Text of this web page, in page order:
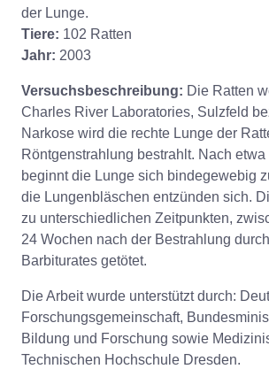
der Lunge.
Tiere: 102 Ratten
Jahr: 2003
Versuchsbeschreibung: Die Ratten
Charles River Laboratories, Sulzfeld
Narkose wird die rechte Lunge der
Röntgenstrahlung bestrahlt. Nach etwa
beginnt die Lunge sich bindegewebig
die Lungenbläschen entzünden sich.
zu unterschiedlichen Zeitpunkten,
24 Wochen nach der Bestrahlung
Barbiturates getötet.
Die Arbeit wurde unterstützt durch:
Forschungsgemeinschaft,
Bildung und Forschung sowie
Technischen Hochschule Dresden.